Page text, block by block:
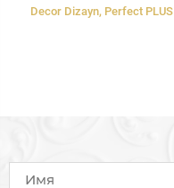
Decor Dizayn, Perfect PLUS